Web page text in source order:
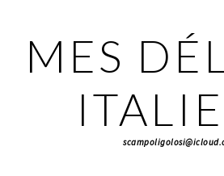
navigation
contenu
principal
barre
MES